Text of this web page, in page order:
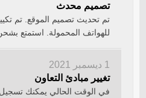
تصميم محدث
تم تحديث تصميم الموقع. تم
للهواتف المحمولة. استمتع
1 ديسمبر 2021
تغيير مبادئ التعاون
في الوقت الحالي يمكنك